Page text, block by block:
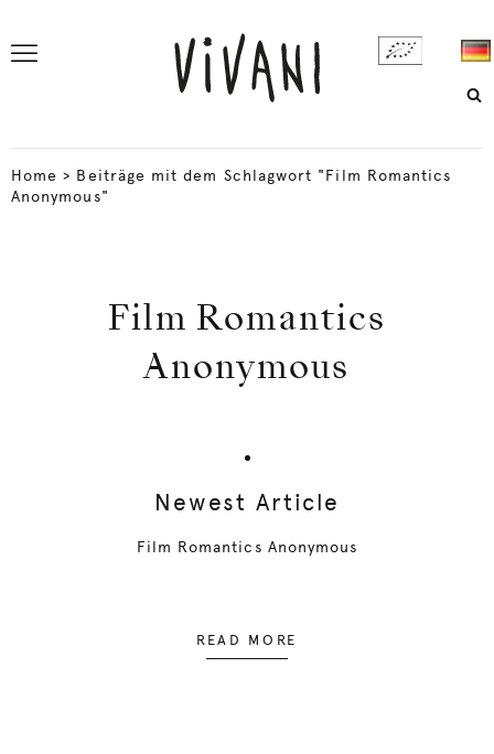
Home > Beiträge mit dem Schlagwort "Film Romantics
Anonymous"
Film Romantics
Anonymous
Newest Article
Film Romantics Anonymous
READ MORE